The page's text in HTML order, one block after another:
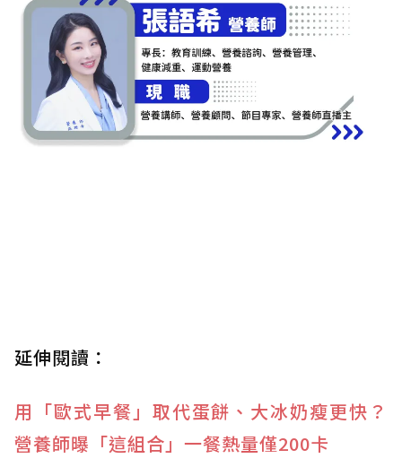
延伸閱讀：
用「歐式早餐」取代蛋餅、大冰奶瘦更快？
營養師曝「這組合」一餐熱量僅200卡